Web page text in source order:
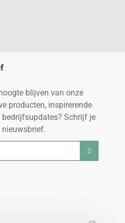
blijven van onze
producten, inspirerende
bedrijfsupdates? Schrijf je
nieuwsbrief.